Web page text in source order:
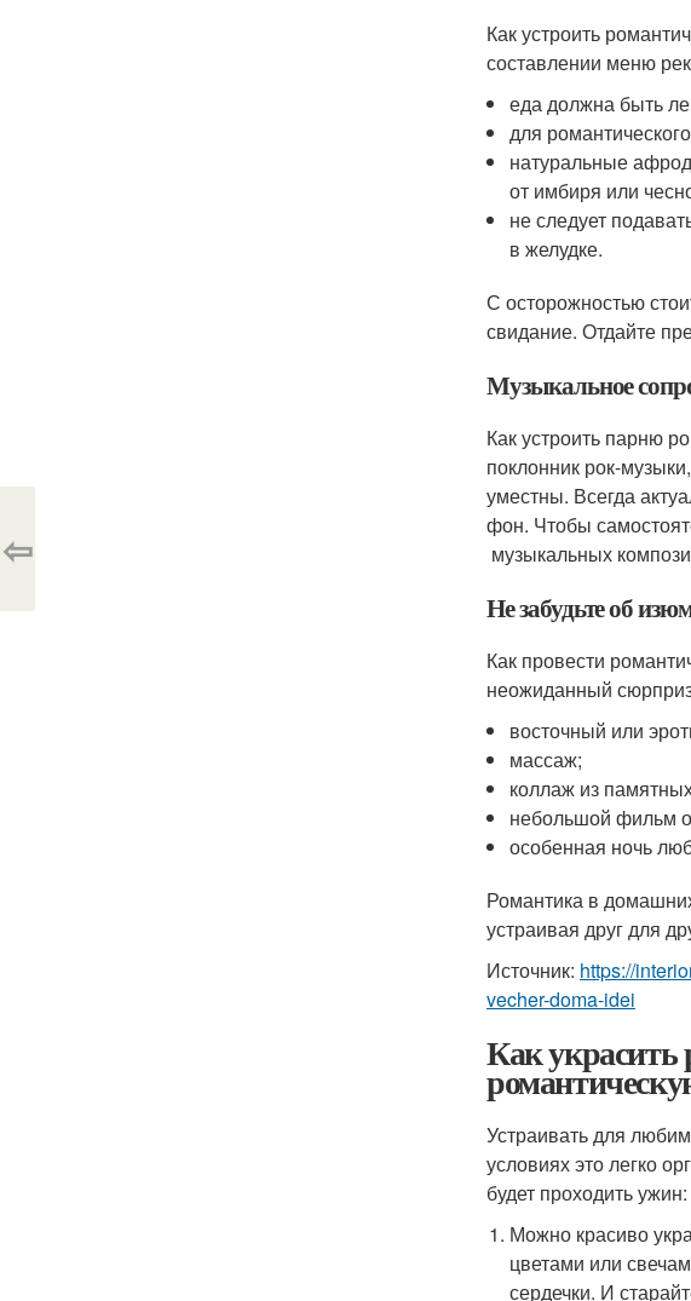
Как устроить
составлении меню
еда должна быть
для
натуральные
от имбиря или
не следует
в желудке.
С осторожностью
свидание. Отдайте
Музыкальное
Как устроить парню
поклонник рок-
уместны. Всегда
фон. Чтобы
музыкальных
Не забудьте об
Как провести
неожиданный
восточный или
массаж;
коллаж из
небольшой фильм
особенная ночь
Романтика в
устраивая друг для
Источник: https://
vecher-doma-idei
Как украсить
Устраивать для
условиях это легко
будет проходить ужин:
Можно красиво
цветами или
сердечки. И
⇦